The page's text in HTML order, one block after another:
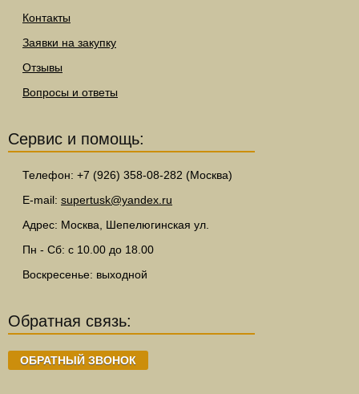
Контакты
Заявки на закупку
Отзывы
Вопросы и ответы
Сервис и помощь:
Телефон: +7 (926) 358-08-282 (Москва)
E-mail: supertusk@yandex.ru
Адрес: Москва, Шепелюгинская ул.
Пн - Сб: с 10.00 до 18.00
Воскресенье: выходной
Обратная связь:
ОБРАТНЫЙ ЗВОНОК